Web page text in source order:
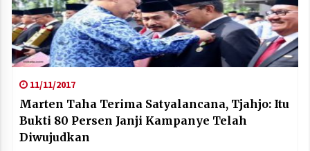
11/11/2017
Marten Taha Terima Satyalancana, Tjahjo: Itu
Bukti 80 Persen Janji Kampanye Telah
Diwujudkan